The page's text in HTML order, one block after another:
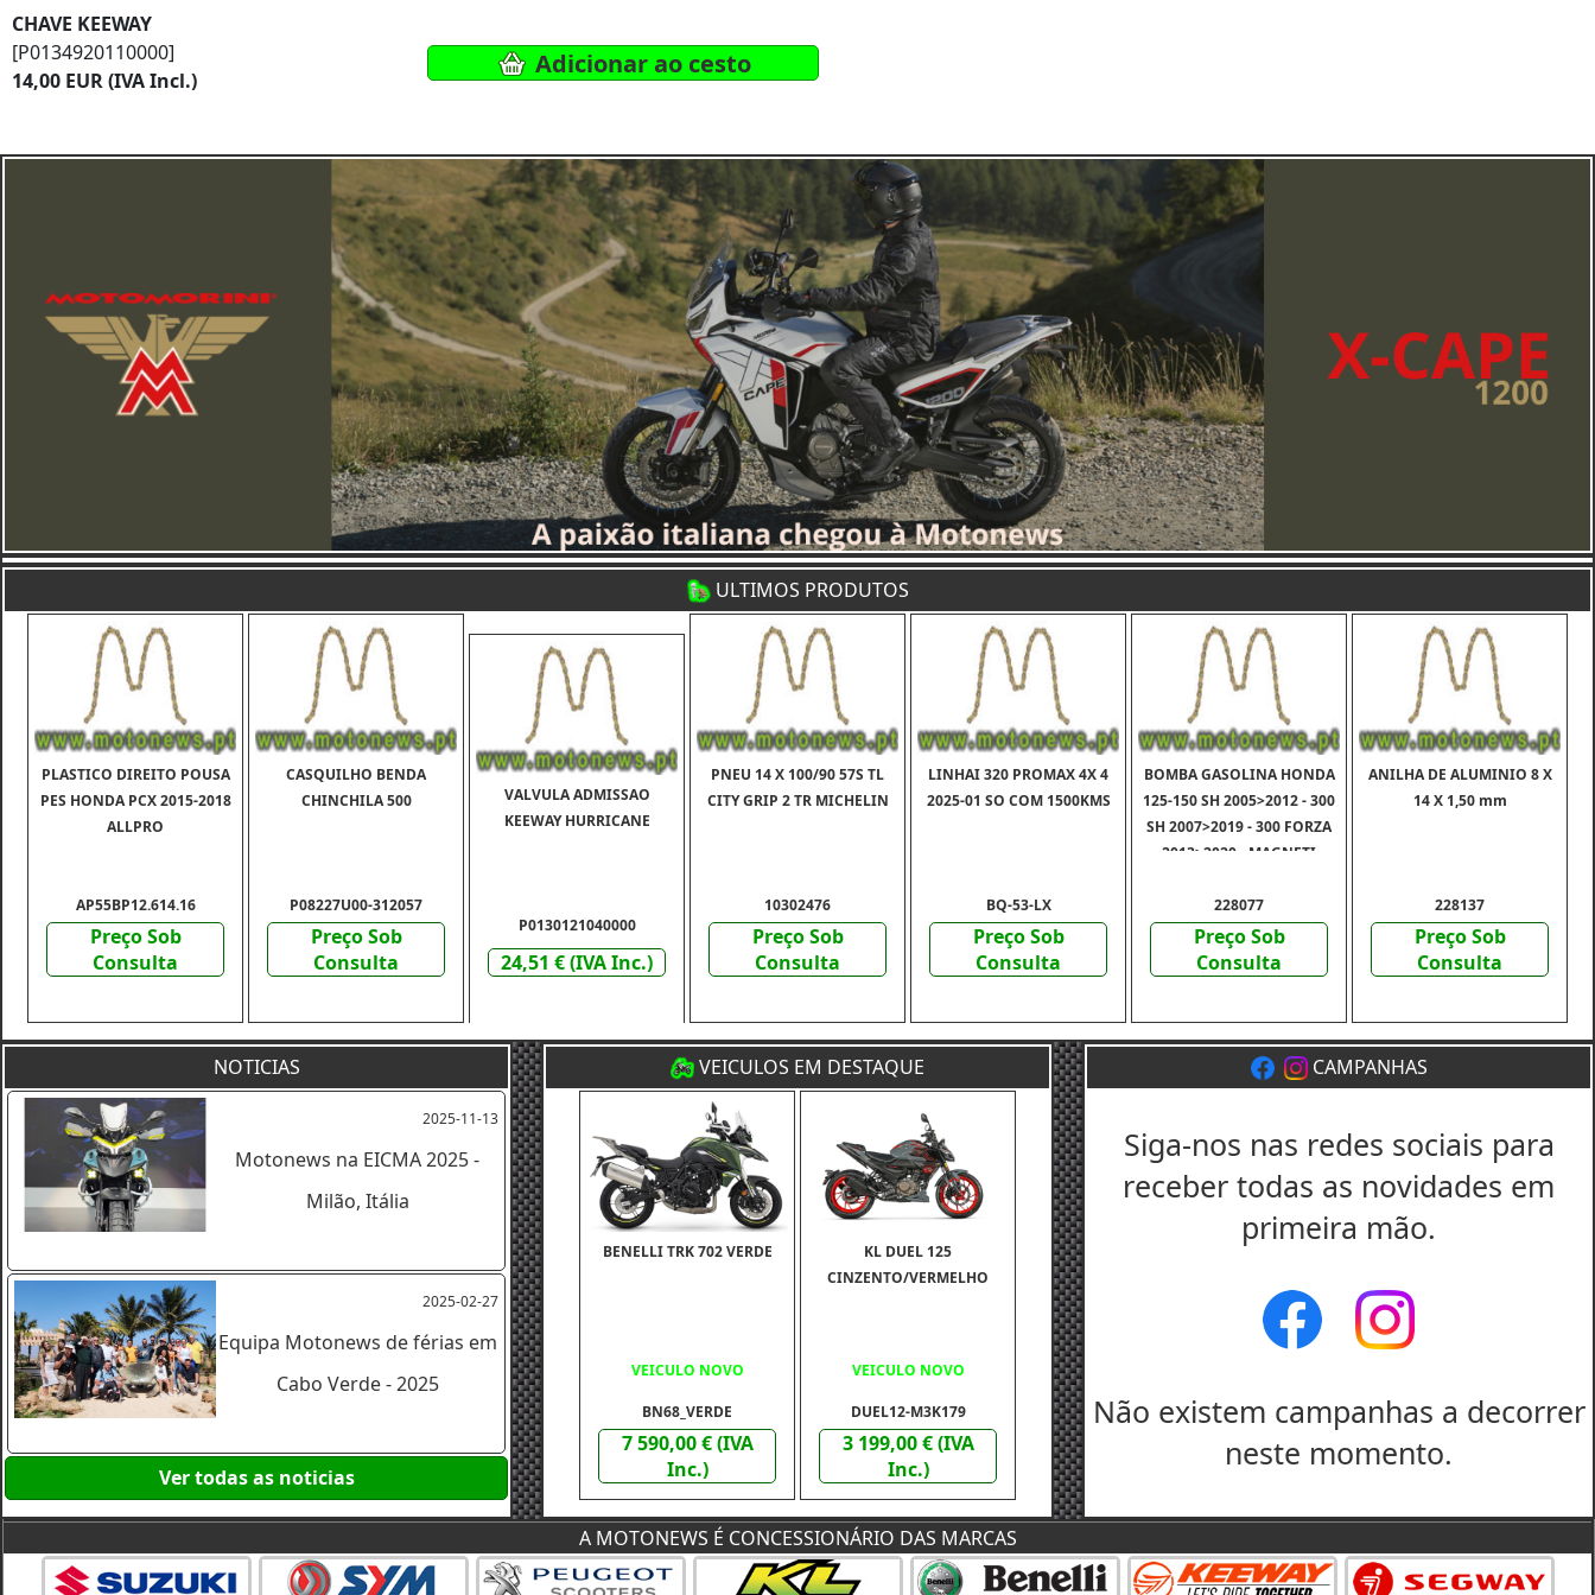
CHAVE KEEWAY
[P0134920110000]
14,00 EUR (IVA Incl.)
Adicionar ao cesto
ULTIMOS PRODUTOS
PLASTICO DIREITO POUSA
PES HONDA PCX 2015-2018
ALLPRO
AP55BP12.614.16
Preço Sob
Consulta
CASQUILHO BENDA
CHINCHILA 500
P08227U00-312057
Preço Sob
Consulta
VALVULA ADMISSAO
KEEWAY HURRICANE
P0130121040000
24,51 € (IVA Inc.)
PNEU 14 X 100/90 57S TL
CITY GRIP 2 TR MICHELIN
10302476
Preço Sob
Consulta
LINHAI 320 PROMAX 4X 4
2025-01 SO COM 1500KMS
BQ-53-LX
Preço Sob
Consulta
BOMBA GASOLINA HONDA
125-150 SH 2005>2012 - 300
SH 2007>2019 - 300 FORZA
2013>2020 - MAGNETI
228077
Preço Sob
Consulta
ANILHA DE ALUMINIO 8 X
14 X 1,50 mm
228137
Preço Sob
Consulta
NOTICIAS
2025-11-13
Motonews na EICMA 2025 -
Milão, Itália
2025-02-27
Equipa Motonews de férias em
Cabo Verde - 2025
Ver todas as noticias
VEICULOS EM DESTAQUE
BENELLI TRK 702 VERDE
VEICULO NOVO
BN68_VERDE
7 590,00 € (IVA
Inc.)
KL DUEL 125
CINZENTO/VERMELHO
VEICULO NOVO
DUEL12-M3K179
3 199,00 € (IVA
Inc.)
CAMPANHAS
Siga-nos nas redes sociais para
receber todas as novidades em
primeira mão.
Não existem campanhas a decorrer
neste momento.
A MOTONEWS É CONCESSIONÁRIO DAS MARCAS